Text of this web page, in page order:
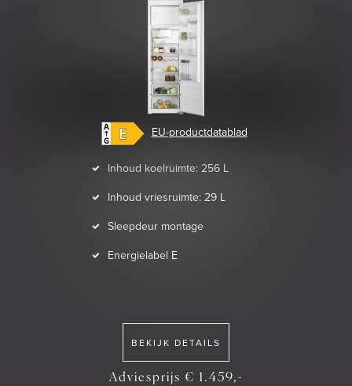
EU-productdatablad
Inhoud koelruimte: 256 L
Inhoud vriesruimte: 29 L
Sleepdeur montage
Energielabel E
BEKIJK DETAILS
Adviesprijs € 1.459,-